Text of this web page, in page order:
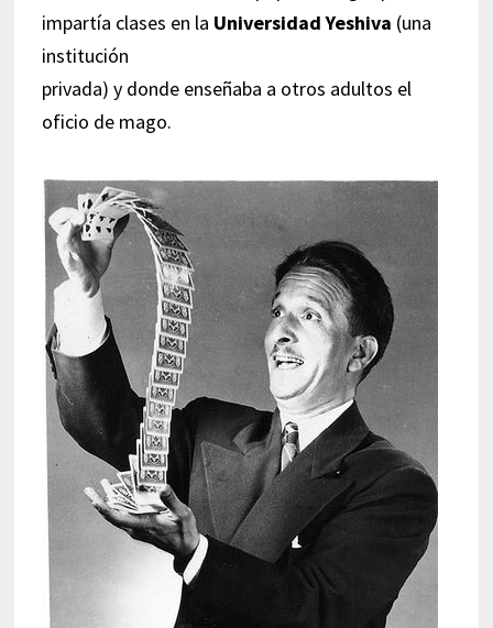
impartía clases en la Universidad Yeshiva (una
institución
privada) y donde enseñaba a otros adultos el
oficio de mago.